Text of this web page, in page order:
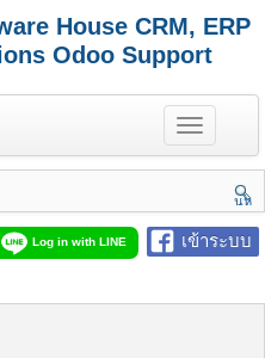
House CRM, ERP
Odoo Support
T
o
g
e
n
a
g
นห
า
เข้าระบบ
Log in with LINE